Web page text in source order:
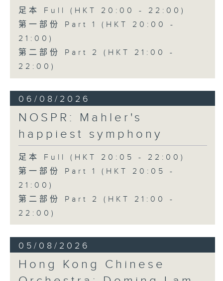
and Shostakovich by the Stauffer
String Ensemble.
來自香港及世界各地的傑出作曲家，聯同獲
選的新晉作曲家，於多場公開討論中與享譽
國際的演奏家深入交流，反覆琢磨其室樂作
品，並作出修訂。修訂後的作品先於「預演
樂會」正式發表。今場演出為2026年6月10
日假香港大會堂劇院舉行之「世界首演音樂
、梅迪拿及阮保衡的新作，以及盛宗亮和蕭
(28’)
Donqing FANG
Lin Chong, Op. 37 (8’)
BRAHMS
Cello Sonata No. 2 in F major, Op.
99 (25’)
POPPER
Requiem, Op. 66 (8’)
PAGANINI
Variations on a Theme from
cellos) (8’)
Academy for Performing Arts
Recorded at William Au Concert
Hall, HKAPA on 20/4/2026
Recording provided by HKAPA
曹慧穎、陳優然、郭譯鍇、Hwayoung
Joo、Jooahn Yoo、張子瑜（大提琴）
圖文捷夫（鋼琴）
足本 Full (HKT 20:00 - 22:00)
第一部份 Part 1 (HKT 20:00 -
21:00)
第二部份 Part 2 (HKT 21:00 -
22:00)
06/08/2026
NOSPR: Mahler's
happiest symphony
足本 Full (HKT 20:05 - 22:00)
第一部份 Part 1 (HKT 20:05 -
21:00)
第二部份 Part 2 (HKT 21:00 -
22:00)
05/08/2026
Hong Kong Chinese